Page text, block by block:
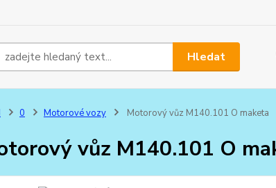
Hledat
0 Motorové vozy Motorový vůz M140.101 O maketa
vůz M140.101 O